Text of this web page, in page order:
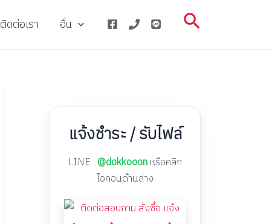
ติดต่อเรา อื่น Search
แจ้งชำระ / รับไฟล์
LINE : @dokkooonหรือคลิก
ไอคอนด้านล่าง